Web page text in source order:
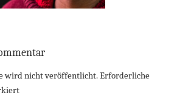
wird nicht veröffentlicht.Erforderliche